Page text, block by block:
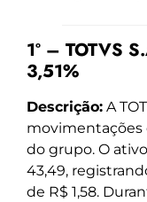
1º – TOTVS
3,51%
Descrição: A
movimentações
do grupo. O
43,49,
de R$ 1,58.